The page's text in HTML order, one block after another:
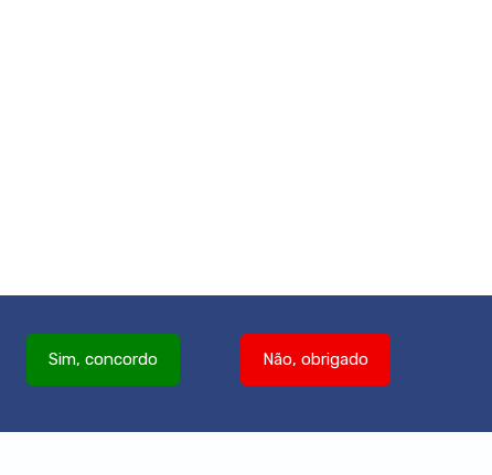
Não, obrigado
Sim, concordo